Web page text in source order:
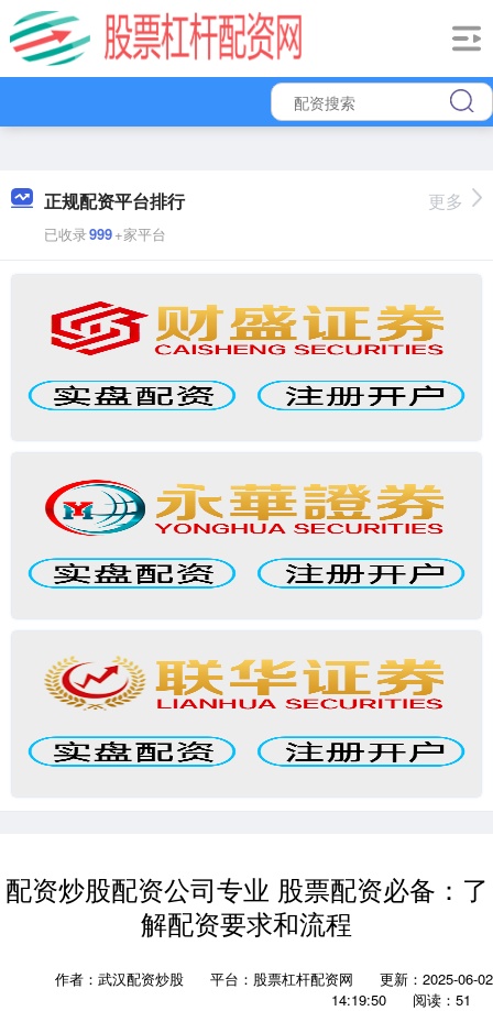
正规配资平台排行
已收录999+家平台
更多
配资炒股配资公司专业 股票配资必备：了
解配资要求和流程
作者：武汉配资炒股 平台：股票杠杆配资网
更新：2025-06-02
14:19:50
阅读：51